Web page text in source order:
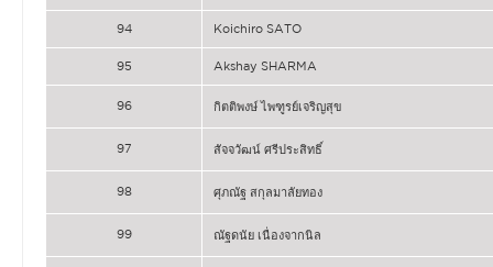
94 Koichiro SATO
95 Akshay SHARMA
96 กิตติพงษ์ ไพฑูรย์เจริญสุข
97 สัจจวัฒน์ ศรีประสิทธิ์
98 ศุภณัฐ สกุลมาลัยทอง
99 ณัฐดนัย เนื่องจากนิล